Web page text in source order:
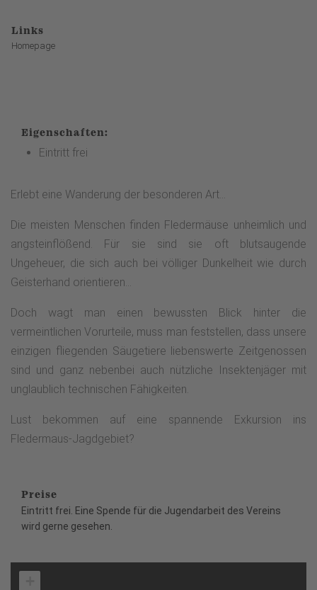
Links
Homepage
Eigenschaften:
Eintritt frei
Erlebt eine Wanderung der besonderen Art...
Die meisten Menschen finden Fledermäuse unheimlich und
angsteinflößend. Für sie sind sie oft blutsaugende
Ungeheuer, die sich auch bei völliger Dunkelheit wie durch
Geisterhand orientieren...
Doch wagt man einen bewussten Blick hinter die
vermeintlichen Vorurteile, muss man feststellen, dass unsere
einzigen fliegenden Säugetiere liebenswerte Zeitgenossen
sind und ganz nebenbei auch nützliche Insektenjäger mit
unglaublich technischen Fähigkeiten.
Lust bekommen auf eine spannende Exkursion ins
Fledermaus-Jagdgebiet?
Preise
Eintritt frei. Eine Spende für die Jugendarbeit des Vereins
wird gerne gesehen.